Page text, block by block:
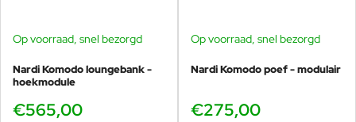
Op voorraad, snel bezorgd
Nardi Komodo loungebank -
hoekmodule
€565,00
Op voorraad, snel bezorgd
Nardi Komodo poef - modulair
€275,00